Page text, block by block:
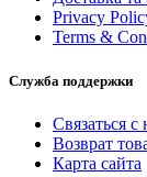
Privacy
Terms &
Служба поддержки
Связаться с
Возврат
Карта сайта